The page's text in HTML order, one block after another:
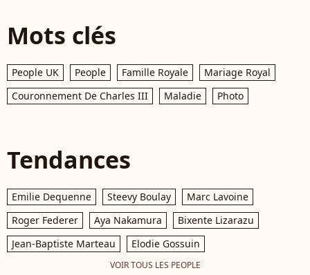
Mots clés
People UK People Famille Royale
Mariage Royal
Couronnement De Charles III
Maladie Photo
Tendances
Emilie Dequenne Steevy Boulay
Marc Lavoine
Roger Federer
Aya Nakamura
Bixente Lizarazu
Jean-Baptiste Marteau
Elodie Gossuin
VOIR TOUS LES PEOPLE